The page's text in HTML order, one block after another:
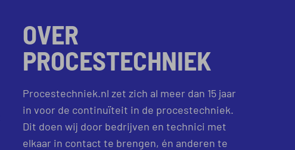
OVER
PROCESTECHNIEK
Procestechniek.nl zet zich al meer dan 15 jaar
in voor de continuïteit in de procestechniek.
Dit doen wij door bedrijven en technici met
elkaar in contact te brengen, én anderen te